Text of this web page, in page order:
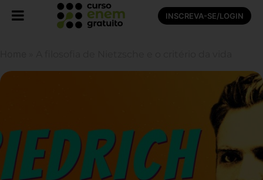
INSCREVA-SE/LOGIN